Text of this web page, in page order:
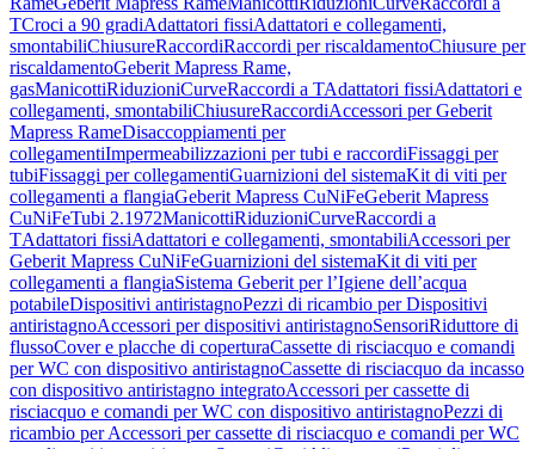
TCroci a 90 gradiAdattatori fissiAdattatori e collegamenti,
smontabiliChiusureRaccordiRaccordi per riscaldamentoChiusure per
riscaldamentoGeberit Mapress Rame,
gasManicottiRiduzioniCurveRaccordi a TAdattatori fissiAdattatori e
collegamenti, smontabiliChiusureRaccordiAccessori per Geberit
Mapress RameDisaccoppiamenti per
collegamentiImpermeabilizzazioni per tubi e raccordiFissaggi per
tubiFissaggi per collegamentiGuarnizioni del sistemaKit di viti per
collegamenti a flangiaGeberit Mapress CuNiFeGeberit Mapress
CuNiFeTubi 2.1972ManicottiRiduzioniCurveRaccordi a
TAdattatori fissiAdattatori e collegamenti, smontabiliAccessori per
Geberit Mapress CuNiFeGuarnizioni del sistemaKit di viti per
collegamenti a flangiaSistema Geberit per l’Igiene dell’acqua
potabileDispositivi antiristagnoPezzi di ricambio per Dispositivi
antiristagnoAccessori per dispositivi antiristagnoSensoriRiduttore di
flussoCover e placche di coperturaCassette di risciacquo e comandi
per WC con dispositivo antiristagnoCassette di risciacquo da incasso
con dispositivo antiristagno integratoAccessori per cassette di
risciacquo e comandi per WC con dispositivo antiristagnoPezzi di
ricambio per Accessori per cassette di risciacquo e comandi per WC